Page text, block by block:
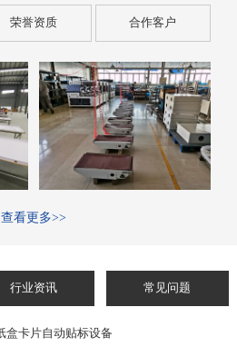
荣誉资质 合作客户
查看更多>>
行业资讯 常见问题
盒卡片自动贴标设备